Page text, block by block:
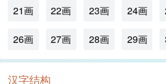
21画 22画 23画 24画
26画 27画 28画 29画
汉字结构